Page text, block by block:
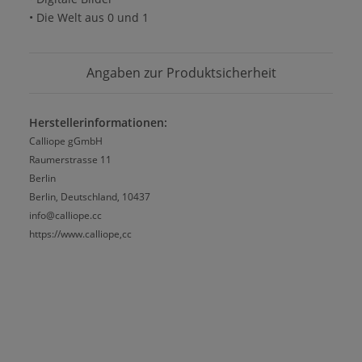
• Die Welt aus 0 und 1
Angaben zur Produktsicherheit
Herstellerinformationen:
Calliope gGmbH
Raumerstrasse 11
Berlin
Berlin, Deutschland, 10437
info@calliope.cc
https://www.calliope,cc